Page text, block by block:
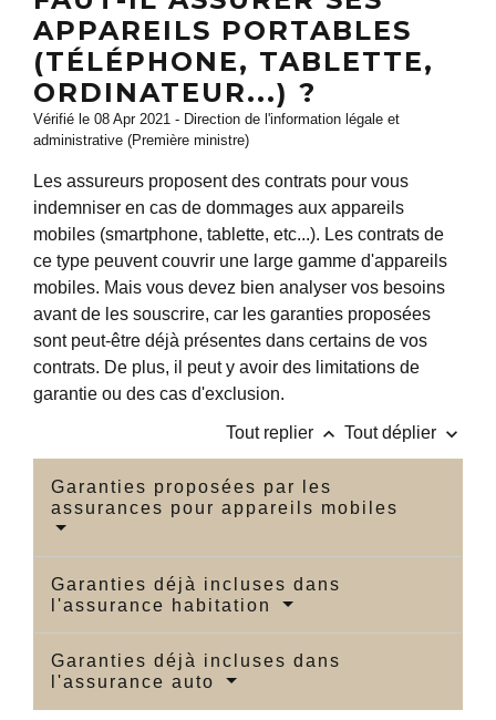
APPAREILS PORTABLES
(TÉLÉPHONE, TABLETTE,
ORDINATEUR...) ?
Vérifié le 08 Apr 2021 - Direction de l'information légale et
administrative (Première ministre)
Les assureurs proposent des contrats pour vous
indemniser en cas de dommages aux appareils
mobiles (smartphone, tablette, etc...). Les contrats de
ce type peuvent couvrir une large gamme d'appareils
mobiles. Mais vous devez bien analyser vos besoins
avant de les souscrire, car les garanties proposées
sont peut-être déjà présentes dans certains de vos
contrats. De plus, il peut y avoir des limitations de
garantie ou des cas d'exclusion.
Tout replier keyboard_arrow_up Tout déplier keyboard_arrow_down
Garanties proposées par les
assurances pour appareils mobiles
Garanties déjà incluses dans
l'assurance habitation
Garanties déjà incluses dans
l'assurance auto